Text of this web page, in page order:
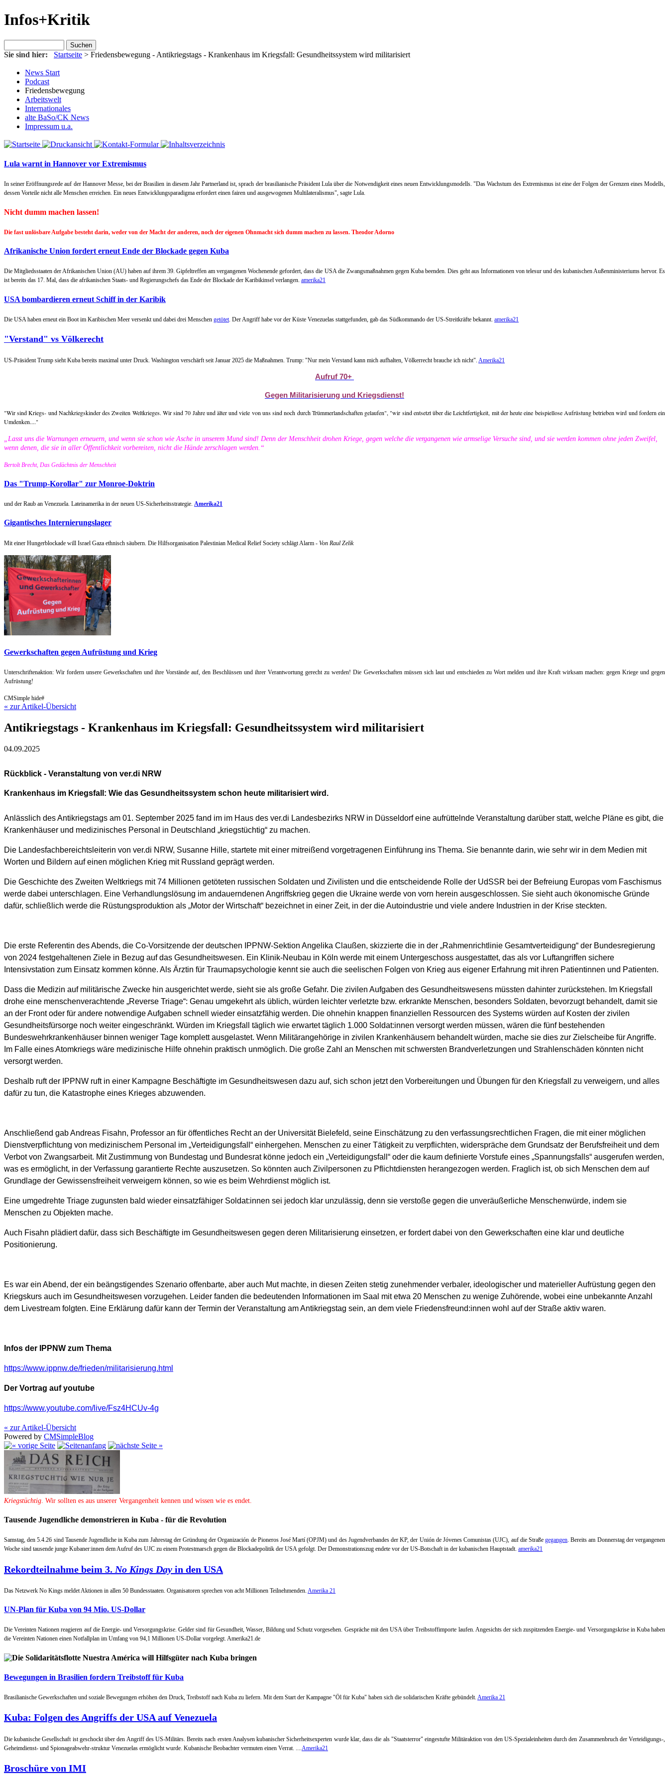
Infos+Kritik
Sie sind hier: Startseite > Friedensbewegung - Antikriegstags - Krankenhaus im Kriegsfall: Gesundheitssystem wird militarisiert
News Start
Podcast
Friedensbewegung
Arbeitswelt
Internationales
alte BaSo/CK News
Impressum u.a.
Lula warnt in Hannover vor Extremismus
In seiner Eröffnungsrede auf der Hannover Messe, bei der Brasilien in diesem Jahr Partnerland ist, sprach der brasilianische Präsident Lula über die Notwendigkeit eines neuen Entwicklungsmodells. "Das Wachstum des Extremismus ist eine der Folgen der Grenzen eines Modells,
dessen Vorteile nicht alle Menschen erreichen. Ein neues Entwicklungsparadigma erfordert einen fairen und ausgewogenen Multilateralismus", sagte Lula.
Nicht dumm machen lassen!
Die fast unlösbare Aufgabe besteht darin, weder von der Macht der anderen, noch der eigenen Ohnmacht sich dumm machen zu lassen. Theodor Adorno
Afrikanische Union fordert erneut Ende der Blockade gegen Kuba
Die Mitgliedsstaaten der Afrikanischen Union (AU) haben auf ihrem 39. Gipfeltreffen am vergangenen Wochenende gefordert, dass die USA die Zwangsmaßnahmen gegen Kuba beenden. Dies geht aus Informationen von telesur und des kubanischen Außenministeriums hervor. Es
ist bereits das 17. Mal, dass die afrikanischen Staats- und Regierungschefs das Ende der Blockade der Karibikinsel verlangen. amerika21
USA bombardieren erneut Schiff in der Karibik
Die USA haben erneut ein Boot im Karibischen Meer versenkt und dabei drei Menschen getötet. Der Angriff habe vor der Küste Venezuelas stattgefunden, gab das Südkommando der US-Streitkräfte bekannt. amerika21
"Verstand" vs Völkerecht
US-Präsident Trump sieht Kuba bereits maximal unter Druck. Washington verschärft seit Januar 2025 die Maßnahmen. Trump: "Nur mein Verstand kann mich aufhalten, Völkerrecht brauche ich nicht". Amerika21
Aufruf 70+
Gegen Militarisierung und Kriegsdienst!
"Wir sind Kriegs- und Nachkriegskinder des Zweiten Weltkrieges. Wir sind 70 Jahre und älter und viele von uns sind noch durch Trümmerlandschaften gelaufen", "wir sind entsetzt über die Leichtfertigkeit, mit der heute eine beispiellose Aufrüstung betrieben wird und fordern ein
Umdenken...."
„Lasst uns die Warnungen erneuern, und wenn sie schon wie Asche in unserem Mund sind! Denn der Menschheit drohen Kriege, gegen welche die vergangenen wie armselige Versuche sind, und sie werden kommen ohne jeden Zweifel,
wenn denen, die sie in aller Öffentlichkeit vorbereiten, nicht die Hände zerschlagen werden.“
Bertolt Brecht, Das Gedächtnis der Menschheit
Das "Trump-Korollar" zur Monroe-Doktrin
und der Raub an Venezuela. Lateinamerika in der neuen US-Sicherheitsstrategie. Amerika21
Gigantisches Internierungslager
Mit einer Hungerblockade will Israel Gaza ethnisch säubern. Die Hilfsorganisation Palestinian Medical Relief Society schlägt Alarm - Von Raul Zelik
Gewerkschaften gegen Aufrüstung und Krieg
Unterschriftenaktion: Wir fordern unsere Gewerkschaften und ihre Vorstände auf, den Beschlüssen und ihrer Verantwortung gerecht zu werden! Die Gewerkschaften müssen sich laut und entschieden zu Wort melden und ihre Kraft wirksam machen: gegen Kriege und gegen
Aufrüstung!
CMSimple hide#
« zur Artikel-Übersicht
Antikriegstags - Krankenhaus im Kriegsfall: Gesundheitssystem wird militarisiert
04.09.2025
Rückblick - Veranstaltung von ver.di NRW
Krankenhaus im Kriegsfall: Wie das Gesundheitssystem schon heute militarisiert wird.
Anlässlich des Antikriegstags am 01. September 2025 fand im im Haus des ver.di Landesbezirks NRW in Düsseldorf eine aufrüttelnde Veranstaltung darüber statt, welche Pläne es gibt, die
Krankenhäuser und medizinisches Personal in Deutschland „kriegstüchtig“ zu machen.
Die Landesfachbereichtsleiterin von ver.di NRW, Susanne Hille, startete mit einer mitreißend vorgetragenen Einführung ins Thema. Sie benannte darin, wie sehr wir in dem Medien mit
Worten und Bildern auf einen möglichen Krieg mit Russland geprägt werden.
Die Geschichte des Zweiten Weltkriegs mit 74 Millionen getöteten russischen Soldaten und Zivilisten und die entscheidende Rolle der UdSSR bei der Befreiung Europas vom Faschismus
werde dabei unterschlagen. Eine Verhandlungslösung im andauerndenen Angriffskrieg gegen die Ukraine werde von vorn herein ausgeschlossen. Sie sieht auch ökonomische Gründe
dafür, schließlich werde die Rüstungsproduktion als „Motor der Wirtschaft“ bezeichnet in einer Zeit, in der die Autoindustrie und viele andere Industrien in der Krise steckten.
Die erste Referentin des Abends, die Co-Vorsitzende der deutschen IPPNW-Sektion Angelika Claußen, skizzierte die in der „Rahmenrichtlinie Gesamtverteidigung“ der Bundesregierung
von 2024 festgehaltenen Ziele in Bezug auf das Gesundheitswesen. Ein Klinik-Neubau in Köln werde mit einem Untergeschoss ausgestattet, das als vor Luftangriffen sichere
Intensivstation zum Einsatz kommen könne. Als Ärztin für Traumapsychologie kennt sie auch die seelischen Folgen von Krieg aus eigener Erfahrung mit ihren Patientinnen und Patienten.
Dass die Medizin auf militärische Zwecke hin ausgerichtet werde, sieht sie als große Gefahr. Die zivilen Aufgaben des Gesundheitswesens müssten dahinter zurückstehen. Im Kriegsfall
drohe eine menschenverachtende „Reverse Triage“: Genau umgekehrt als üblich, würden leichter verletzte bzw. erkrankte Menschen, besonders Soldaten, bevorzugt behandelt, damit sie
an der Front oder für andere notwendige Aufgaben schnell wieder einsatzfähig werden. Die ohnehin knappen finanziellen Ressourcen des Systems würden auf Kosten der zivilen
Gesundheitsfürsorge noch weiter eingeschränkt. Würden im Kriegsfall täglich wie erwartet täglich 1.000 Soldat:innen versorgt werden müssen, wären die fünf bestehenden
Bundeswehrkrankenhäuser binnen weniger Tage komplett ausgelastet. Wenn Militärangehörige in zivilen Krankenhäusern behandelt würden, mache sie dies zur Zielscheibe für Angriffe.
Im Falle eines Atomkriegs wäre medizinische Hilfe ohnehin praktisch unmöglich. Die große Zahl an Menschen mit schwersten Brandverletzungen und Strahlenschäden könnten nicht
versorgt werden.
Deshalb ruft der IPPNW ruft in einer Kampagne Beschäftigte im Gesundheitswesen dazu auf, sich schon jetzt den Vorbereitungen und Übungen für den Kriegsfall zu verweigern, und alles
dafür zu tun, die Katastrophe eines Krieges abzuwenden.
Anschließend gab Andreas Fisahn, Professor an für öffentliches Recht an der Universität Bielefeld, seine Einschätzung zu den verfassungsrechtlichen Fragen, die mit einer möglichen
Dienstverpflichtung von medizinischem Personal im „Verteidigungsfall“ einhergehen. Menschen zu einer Tätigkeit zu verpflichten, widerspräche dem Grundsatz der Berufsfreiheit und dem
Verbot von Zwangsarbeit. Mit Zustimmung von Bundestag und Bundesrat könne jedoch ein „Verteidigungsfall“ oder die kaum definierte Vorstufe eines „Spannungsfalls“ ausgerufen werden,
was es ermöglicht, in der Verfassung garantierte Rechte auszusetzen. So könnten auch Zivilpersonen zu Pflichtdiensten herangezogen werden. Fraglich ist, ob sich Menschen dem auf
Grundlage der Gewissensfreiheit verweigern können, so wie es beim Wehrdienst möglich ist.
Eine umgedrehte Triage zugunsten bald wieder einsatzfähiger Soldat:innen sei jedoch klar unzulässig, denn sie verstoße gegen die unveräußerliche Menschenwürde, indem sie
Menschen zu Objekten mache.
Auch Fisahn plädiert dafür, dass sich Beschäftigte im Gesundheitswesen gegen deren Militarisierung einsetzen, er fordert dabei von den Gewerkschaften eine klar und deutliche
Positionierung.
Es war ein Abend, der ein beängstigendes Szenario offenbarte, aber auch Mut machte, in diesen Zeiten stetig zunehmender verbaler, ideologischer und materieller Aufrüstung gegen den
Kriegskurs auch im Gesundheitswesen vorzugehen. Leider fanden die bedeutenden Informationen im Saal mit etwa 20 Menschen zu wenige Zuhörende, wobei eine unbekannte Anzahl
dem Livestream folgten. Eine Erklärung dafür kann der Termin der Veranstaltung am Antikriegstag sein, an dem viele Friedensfreund:innen wohl auf der Straße aktiv waren.
Infos der IPPNW zum Thema
https://www.ippnw.de/frieden/militarisierung.html
Der Vortrag auf youtube
https://www.youtube.com/live/Fsz4HCUv-4g
« zur Artikel-Übersicht
Powered by CMSimpleBlog
Kriegstüchtig . Wir sollten es aus unserer Vergangenheit kennen und wissen wie es endet.
Tausende Jugendliche demonstrieren in Kuba - für die Revolution
Samstag, den 5.4.26 sind Tausende Jugendliche in Kuba zum Jahrestag der Gründung der Organización de Pioneros José Martí (OPJM) und des Jugendverbandes der KP, der Unión de Jóvenes Comunistas (UJC), auf die Straßegegangen.Bereits am Donnerstag der vergangenen
Woche sind tausende junge Kubaner:innen dem Aufruf des UJC zu einem Protestmarsch gegen die Blockadepolitik der USA gefolgt. Der Demonstrationszug endete vor der US-Botschaft in der kubanischen Hauptstadt. amerika21
Rekordteilnahme beim 3. No Kings Day in den USA
Das Netzwerk No Kings meldet Aktionen in allen 50 Bundesstaaten. Organisatoren sprechen von acht Millionen Teilnehmenden. Amerika 21
UN-Plan für Kuba von 94 Mio. US-Dollar
Die Vereinten Nationen reagieren auf die Energie- und Versorgungskrise. Gelder sind für Gesundheit, Wasser, Bildung und Schutz vorgesehen. Gespräche mit den USA über Treibstoffimporte laufen. Angesichts der sich zuspitzenden Energie- und Versorgungskrise in Kuba haben
die Vereinten Nationen einen Notfallplan im Umfang von 94,1 Millionen US-Dollar vorgelegt. Amerika21.de
Bewegungen in Brasilien fordern Treibstoff für Kuba
Brasilianische Gewerkschaften und soziale Bewegungen erhöhen den Druck, Treibstoff nach Kuba zu liefern. Mit dem Start der Kampagne "Öl für Kuba" haben sich die solidarischen Kräfte gebündelt. Amerika 21
Kuba: Folgen des Angriffs der USA auf Venezuela
Die kubanische Gesellschaft ist geschockt über den Angriff des US-Militärs. Bereits nach ersten Analysen kubanischer Sicherheitsexperten wurde klar, dass die als "Staatsterror" eingestufte Militäraktion von den US-Spezialeinheiten durch den Zusammenbruch der Verteidigungs-,
Geheimdienst- und Spionageabwehr-struktur Venezuelas ermöglicht wurde. Kubanische Beobachter vermuten einen Verrat.
Amerika21
Broschüre von IMI